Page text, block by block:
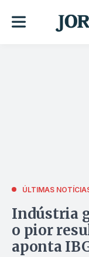
ÚLTIMAS
Indústria
o pior
aponta